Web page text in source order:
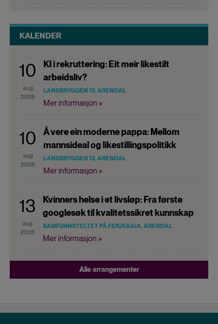
KALENDER
10
aug
2026
KI i rekruttering: Eit meir likestilt
arbeidsliv?
LANGBRYGGEN 13, ARENDAL
Mer informasjon »
10
aug
2026
Å vere ein moderne pappa: Mellom
mannsideal og likestillingspolitikk
LANGBRYGGEN 13, ARENDAL
Mer informasjon »
13
aug
2026
Kvinners helse i et livsløp: Fra første
googlesøk til kvalitetssikret kunnskap
SAMFUNNSTELTET PÅ FERJEKAIA, ARENDAL
Mer informasjon »
Alle arrangementer